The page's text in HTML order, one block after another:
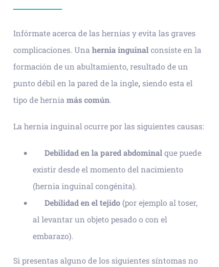
Infórmate acerca de las hernias y evita las graves
complicaciones. Una hernia inguinalconsiste en la
formación de un abultamiento, resultado de un
punto débil en la pared de la ingle, siendo esta el
tipo de hernia más común.
La hernia inguinal ocurre por las siguientes causas:
Debilidad en la pared abdominalque puede
existir desde el momento del nacimiento
(hernia inguinal congénita).
Debilidad en el tejido(por ejemplo al toser,
al levantar un objeto pesado o con el
embarazo).
Si presentas alguno de los siguientes síntomas no